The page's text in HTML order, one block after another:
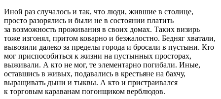
Иной раз случалось и так, что люди, жившие в столице,
просто разорялись и были не в состоянии платить
за возможность проживания в своих домах. Таких визирь
тоже изгонял, притом коварно и безжалостно. Бедняг хватали,
вывозили далеко за пределы города и бросали в пустыни. Кто
мог приспособиться к жизни на пустынных просторах,
выживали. А кто не мог, те элементарно погибали. Иные,
оставшись в живых, подавались в крестьяне на бахчу,
выращивать дыни и тыквы. А кто и пристраивался
к торговым караванам погонщиком верблюдов.